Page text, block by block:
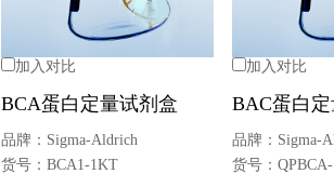
加入对比
BCA蛋白定量试剂盒
品牌： Sigma-Aldrich
货号： BCA1-1KT
加入对比
BAC蛋白
品牌： Sigma-
货号：